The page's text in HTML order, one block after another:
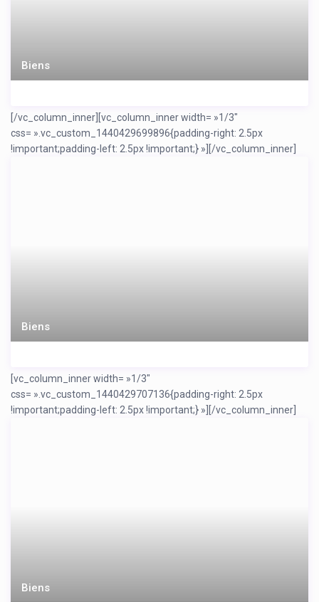
Biens
[/vc_column_inner][vc_column_inner width= »1/3″
css= ».vc_custom_1440429699896{padding-right: 2.5px
!important;padding-left: 2.5px !important;} »]
Biens
[/vc_column_inner]
[vc_column_inner width= »1/3″
css= ».vc_custom_1440429707136{padding-right: 2.5px
!important;padding-left: 2.5px !important;} »]
Biens
[/vc_column_inner]